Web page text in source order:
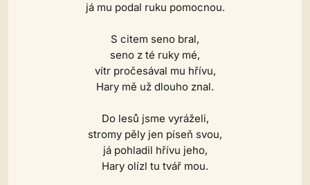
já mu podal ruku pomocnou.
S citem seno bral,
seno z té ruky mé,
vítr pročesával mu hřívu,
Hary mě už dlouho znal.
Do lesů jsme vyráželi,
stromy pěly jen píseň svou,
já pohladil hřívu jeho,
Hary olízl tu tvář mou.